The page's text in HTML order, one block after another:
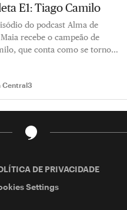
E1: Tiago Camilo
do podcast Alma de
recebe o campeão de
que conta como se tornou
Central3
DE PRIVACIDADE
Settings